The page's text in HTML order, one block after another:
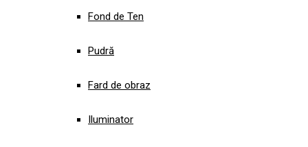
Fond de Ten
Pudră
Fard de obraz
Iluminator